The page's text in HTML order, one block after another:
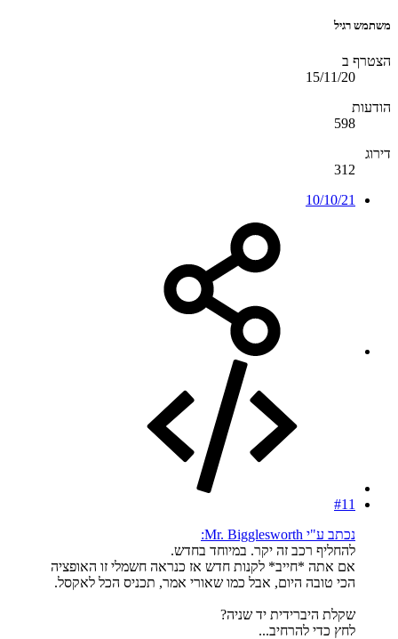
משתמש רגיל
הצטרף ב
15/11/20
הודעות
598
דירוג
312
10/10/21
#11
נכתב ע"י Mr. Bigglesworth:
להחליף רכב זה יקר. במיוחד בחדש.
אם אתה *חייב* לקנות חדש אז כנראה חשמלי זו האופציה
הכי טובה היום, אבל כמו שאורי אמר, תכניס הכל לאקסל.
שקלת היברידית יד שניה?
לחץ כדי להרחיב...